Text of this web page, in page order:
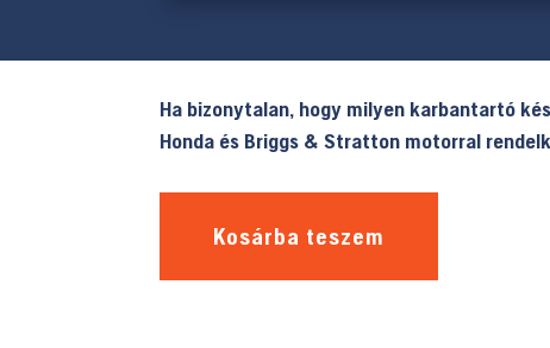
Ha bizonytalan, hogy milyen karbantartó
Honda és Briggs & Stratton motorral
Kosárba teszem